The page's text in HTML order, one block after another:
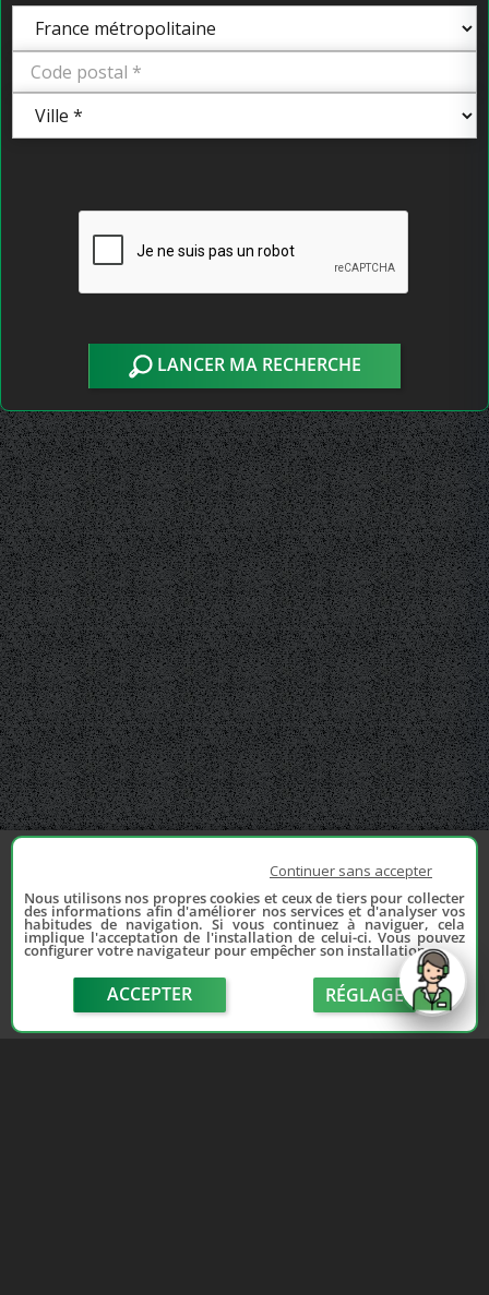
LANCER MA RECHERCHE
Continuer sans accepter
Nous utilisons nos propres cookies et ceux de tiers pour collecter
des informations afin d'améliorer nos services et d'analyser vos
habitudes de navigation. Si vous continuez à naviguer, cela
implique l'acceptation de l'installation de celui-ci. Vous pouvez
configurer votre navigateur pour empêcher son installation.
ACCEPTER RÉGLAGE